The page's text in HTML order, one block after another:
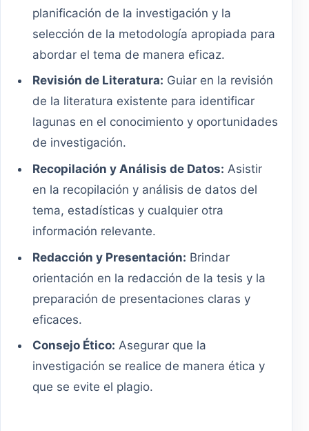
planificación de la investigación y la
selección de la metodología apropiada para
abordar el tema de manera eficaz.
Revisión de Literatura: Guiar en la revisión
de la literatura existente para identificar
lagunas en el conocimiento y oportunidades
de investigación.
Recopilación y Análisis de Datos: Asistir
en la recopilación y análisis de datos del
tema, estadísticas y cualquier otra
información relevante.
Redacción y Presentación: Brindar
orientación en la redacción de la tesis y la
preparación de presentaciones claras y
eficaces.
Consejo Ético: Asegurar que la
investigación se realice de manera ética y
que se evite el plagio.